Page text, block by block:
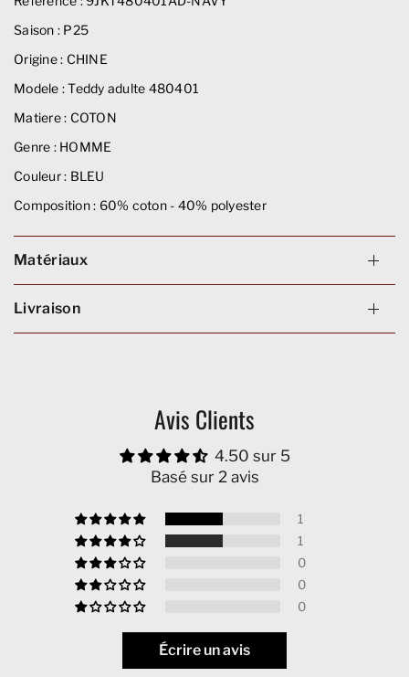
Saison : P25
Origine : CHINE
Modele :Teddy adulte 480401
Matiere : COTON
Genre :HOMME
Couleur : BLEU
Composition : 60% coton - 40% polyester
Matériaux
Livraison
Avis Clients
4.50 sur 5
Basé sur 2 avis
1
1
0
0
0
Écrire un avis